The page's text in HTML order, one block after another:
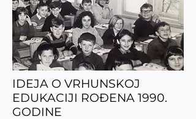
IDEJA O VRHUNSKOJ
EDUKACIJI ROĐENA 1990.
GODINE